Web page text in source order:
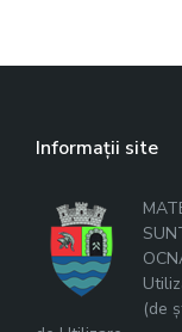
Informații site
(de